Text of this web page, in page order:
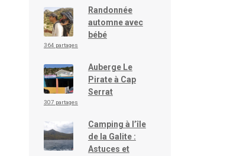
Randonnée
automne avec
bébé
364 partages
Auberge Le
Pirate à Cap
Serrat
307 partages
Camping à l’île
de la Galite :
Astuces et